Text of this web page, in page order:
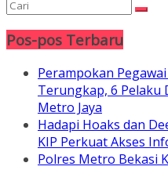
Pos-pos Terbaru
Perampokan
Terungkap, 6 Pelaku
Metro Jaya
Hadapi Hoaks dan
KIP Perkuat Akses
Polres Metro Bekasi